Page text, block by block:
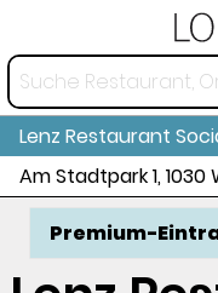
Lenz Restaurant
Am Stadtpark 1, 1030
Premium-